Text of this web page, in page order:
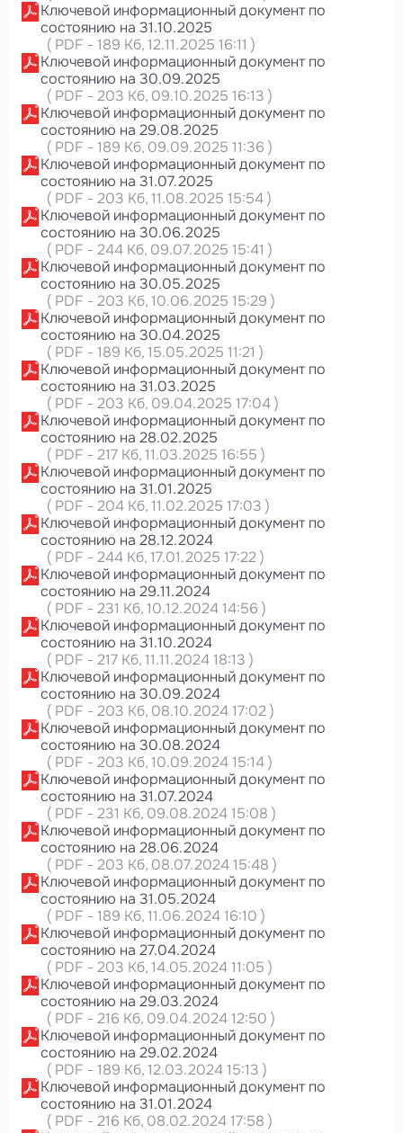
Ключевой информационный документ по
состоянию на 31.10.2025
( PDF - 189 Кб, 12.11.2025 16:11 )
Ключевой информационный документ по
состоянию на 30.09.2025
( PDF - 203 Кб, 09.10.2025 16:13 )
Ключевой информационный документ по
состоянию на 29.08.2025
( PDF - 189 Кб, 09.09.2025 11:36 )
Ключевой информационный документ по
состоянию на 31.07.2025
( PDF - 203 Кб, 11.08.2025 15:54)
Ключевой информационный документ по
состоянию на 30.06.2025
( PDF - 244 Кб, 09.07.2025 15:41 )
Ключевой информационный документ по
состоянию на 30.05.2025
( PDF - 203 Кб, 10.06.2025 15:29 )
Ключевой информационный документ по
состоянию на 30.04.2025
( PDF - 189 Кб, 15.05.2025 11:21 )
Ключевой информационный документ по
состоянию на 31.03.2025
( PDF - 203 Кб, 09.04.2025 17:04)
Ключевой информационный документ по
состоянию на 28.02.2025
( PDF - 217 Кб, 11.03.2025 16:55 )
Ключевой информационный документ по
состоянию на 31.01.2025
( PDF - 204 Кб, 11.02.2025 17:03 )
Ключевой информационный документ по
состоянию на 28.12.2024
( PDF - 244 Кб, 17.01.2025 17:22 )
Ключевой информационный документ по
состоянию на 29.11.2024
( PDF - 231 Кб, 10.12.2024 14:56 )
Ключевой информационный документ по
состоянию на 31.10.2024
( PDF - 217 Кб, 11.11.2024 18:13 )
Ключевой информационный документ по
состоянию на 30.09.2024
( PDF - 203 Кб, 08.10.2024 17:02 )
Ключевой информационный документ по
состоянию на 30.08.2024
( PDF - 203 Кб, 10.09.2024 15:14)
Ключевой информационный документ по
состоянию на 31.07.2024
( PDF - 231 Кб, 09.08.2024 15:08 )
Ключевой информационный документ по
состоянию на 28.06.2024
( PDF - 203 Кб, 08.07.2024 15:48 )
Ключевой информационный документ по
состоянию на 31.05.2024
( PDF - 189 Кб, 11.06.2024 16:10 )
Ключевой информационный документ по
состоянию на 27.04.2024
( PDF - 203 Кб, 14.05.2024 11:05 )
Ключевой информационный документ по
состоянию на 29.03.2024
( PDF - 216 Кб, 09.04.2024 12:50 )
Ключевой информационный документ по
состоянию на 29.02.2024
( PDF - 189 Кб, 12.03.2024 15:13 )
Ключевой информационный документ по
состоянию на 31.01.2024
( PDF - 216 Кб, 08.02.2024 17:58 )